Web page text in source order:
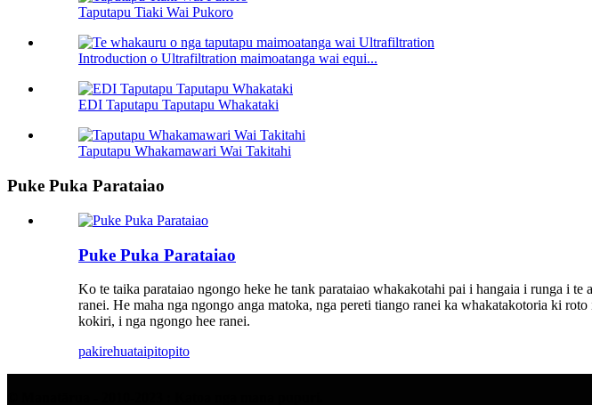
Taputapu Tiaki Wai Pukoro
Introduction o Ultrafiltration maimoatanga wai equi...
EDI Taputapu Taputapu Whakataki
Taputapu Whakamawari Wai Takitahi
Puke Puka Parataiao
Puke Puka Parataiao
Ko te taika parataiao ngongo heke he tank parataiao whakakotahi pai i hangaia i runga i
ranei. He maha nga ngongo anga matoka, nga pereti tiango ranei ka whakatakotoria ki
kokiri, i nga ngongo hee ranei.
pakirehuataipitopito